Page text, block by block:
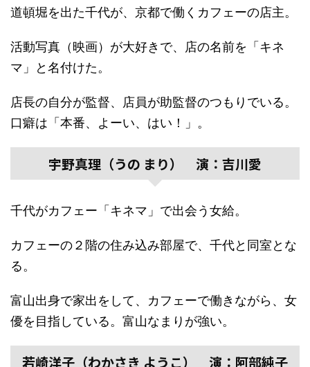
道頓堀を出た千代が、京都で働くカフェーの店主。
活動写真（映画）が大好きで、店の名前を「キネ
マ」と名付けた。
店長の自分が監督、店員が助監督のつもりでいる。
口癖は「本番、よーい、はい！」。
宇野真理（うの まり） 演：吉川愛
千代がカフェー「キネマ」で出会う女給。
カフェーの２階の住み込み部屋で、千代と同室とな
る。
富山出身で家出をして、カフェーで働きながら、女
優を目指している。富山なまりが強い。
若崎洋子（わかさき ようこ） 演：阿部純子